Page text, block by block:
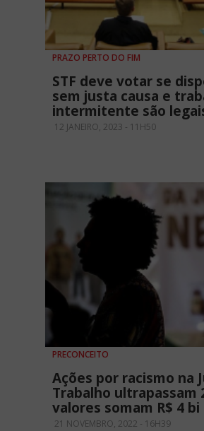
PRAZO PERTO DO FIM
STF deve votar se
sem justa causa e
intermitente são
12 JANEIRO, 2023 - 11H50
PRECONCEITO
Ações por racismo na
Trabalho ultrapassam
valores somam R$ 4 bi
21 NOVEMBRO, 2022 - 16H39